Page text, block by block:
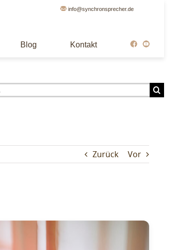
info@synchronsprecher.de
Blog Kontakt
Zurück Vor